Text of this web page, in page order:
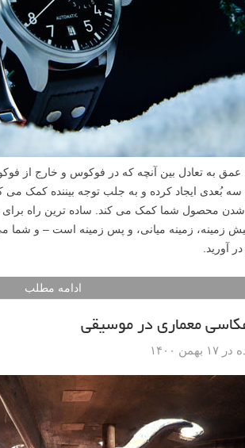
به تعادل بین آنچه که در فوکوس و خارج از
بُعدی ایجاد کرده و به جلب توجه بیننده کمک
محصول شما کمک می کند. ساده ترین راه برای
زمینه، زمینه میانی، و پس زمینه است – و شما می
آورید.
ادامه مطلب
معماری در موسیقی
۱۴۰۰